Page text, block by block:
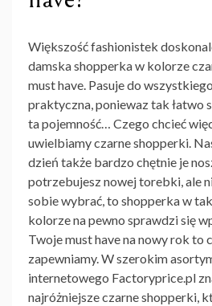
Większość fashionistek
damskashopperka w kolorze
must have. Pasuje do
praktyczna, poniewaz tak łatwo
ta pojemność… Czego chcieć
uwielbiamy czarne shopperki.
dzień także bardzo chętnie je
potrzebujesz nowej torebki, ale
sobie wybrać, to shopperka w
kolorze na pewno sprawdzi się
Twoje must have na nowy rok to
zapewniamy. W szerokim
internetowego Factoryprice.pl
najróżniejsze czarne shopperki,